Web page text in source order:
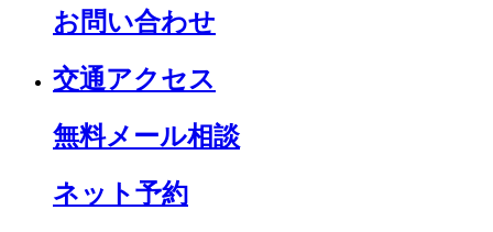
お問い合わせ
交通アクセス
無料メール相談
ネット予約